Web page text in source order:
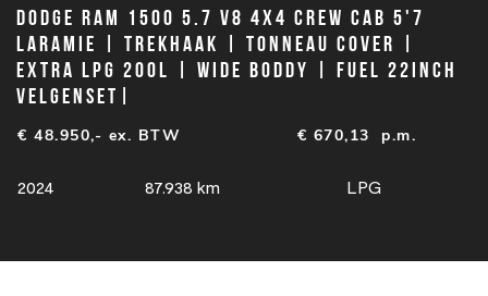
Dodge Ram 1500 5.7 V8 4x4 Crew Cab 5'7
Laramie | Trekhaak | Tonneau cover |
extra LPG 200L | Wide boddy | Fuel 22inch
velgenset|
€ 48.950,- ex. BTW € 670,13 p.m.
2024 87.938 km LPG